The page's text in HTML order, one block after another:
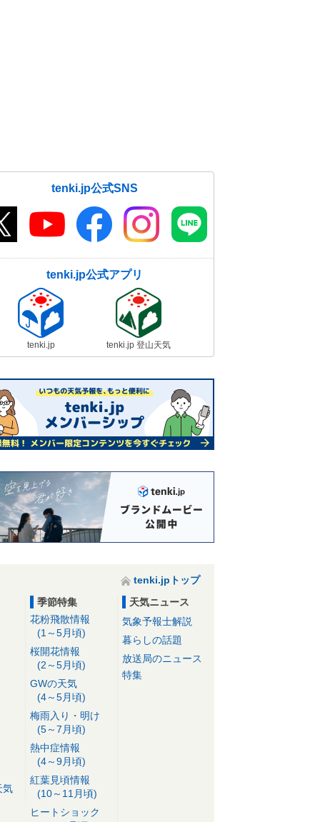
tenki.jp公式SNS
tenki.jp公式アプリ
tenki.jp tenki.jp 登山天気
tenki.jpトップ
気
季節特集
花粉飛散情報
(1～5月頃)
桜開花情報
(2～5月頃)
GWの天気
(4～5月頃)
梅雨入り・明け
(5～7月頃)
熱中症情報
(4～9月頃)
紅葉見頃情報
(10～11月頃)
ヒートショック
天気ニュース
気象予報士解説
暮らしの話題
放送局のニュース
特集